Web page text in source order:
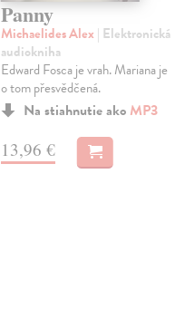
Panny
Michaelides Alex | Elektronická
audiokniha
Edward Fosca je vrah. Mariana je
o tom přesvědčená.
Na stiahnutie ako MP3
13,96 €